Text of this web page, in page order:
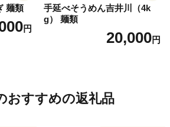
麺類
円
手延べそうめん吉井川（4k
g） 麺類
20,000円
おすすめの返礼品